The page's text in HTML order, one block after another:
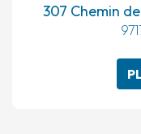
307 Chemin